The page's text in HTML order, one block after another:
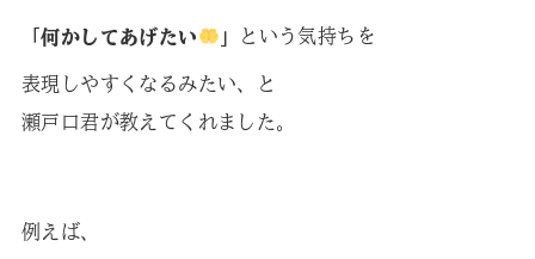
「何かしてあげたい 」 という気持ちを
表現しやすくなるみたい、と
瀬戸口君が教えてくれました。
例えば、